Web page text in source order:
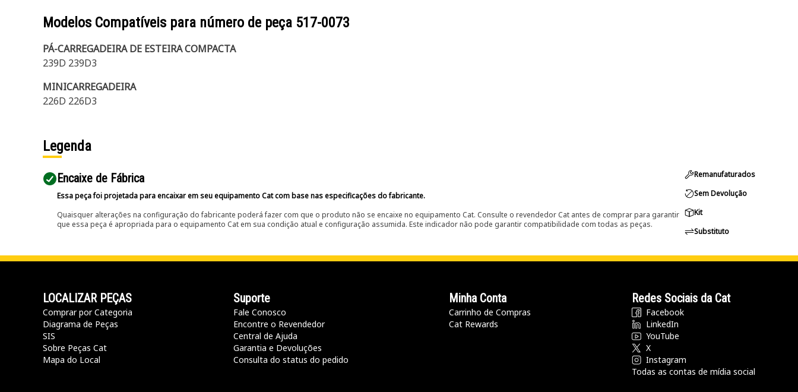
Modelos Compatíveis para número de peça 517-0073
PÁ-CARREGADEIRA DE ESTEIRA COMPACTA
239D 239D3
MINICARREGADEIRA
226D 226D3
Legenda
Encaixe de Fábrica
Essa peça foi projetada para encaixar em seu equipamento Cat com base nas especificações do fabricante.
Quaisquer alterações na configuração do fabricante poderá fazer com que o produto não se encaixe no equipamento Cat. Consulte o revendedor Cat antes de comprar para garantir
que essa peça é apropriada para o equipamento Cat em sua condição atual e configuração assumida. Este indicador não pode garantir compatibilidade com todas as peças.
Remanufaturados
Sem Devolução
Kit
Substituto
LOCALIZAR PEÇAS
Comprar por Categoria
Diagrama de Peças
SIS
Sobre Peças Cat
Mapa do Local
Suporte
Fale Conosco
Encontre o Revendedor
Central de Ajuda
Garantia e Devoluções
Consulta do status do pedido
Minha Conta
Carrinho de Compras
Cat Rewards
Redes Sociais da Cat
Facebook
LinkedIn
YouTube
X
Instagram
Todas as contas de mídia social